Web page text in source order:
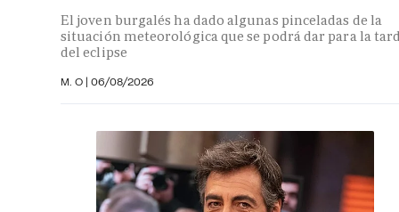
El joven burgalés ha dado algunas pinceladas de la
situación meteorológica que se podrá dar para la
del eclipse
M. O | 06/08/2026